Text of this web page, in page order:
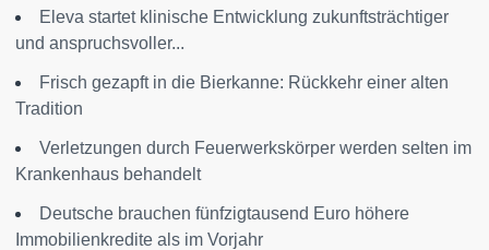
Eleva startet klinische Entwicklung zukunftsträchtiger
und anspruchsvoller...
Frisch gezapft in die Bierkanne: Rückkehr einer alten
Tradition
Verletzungen durch Feuerwerkskörper werden selten im
Krankenhaus behandelt
Deutsche brauchen fünfzigtausend Euro höhere
Immobilienkredite als im Vorjahr